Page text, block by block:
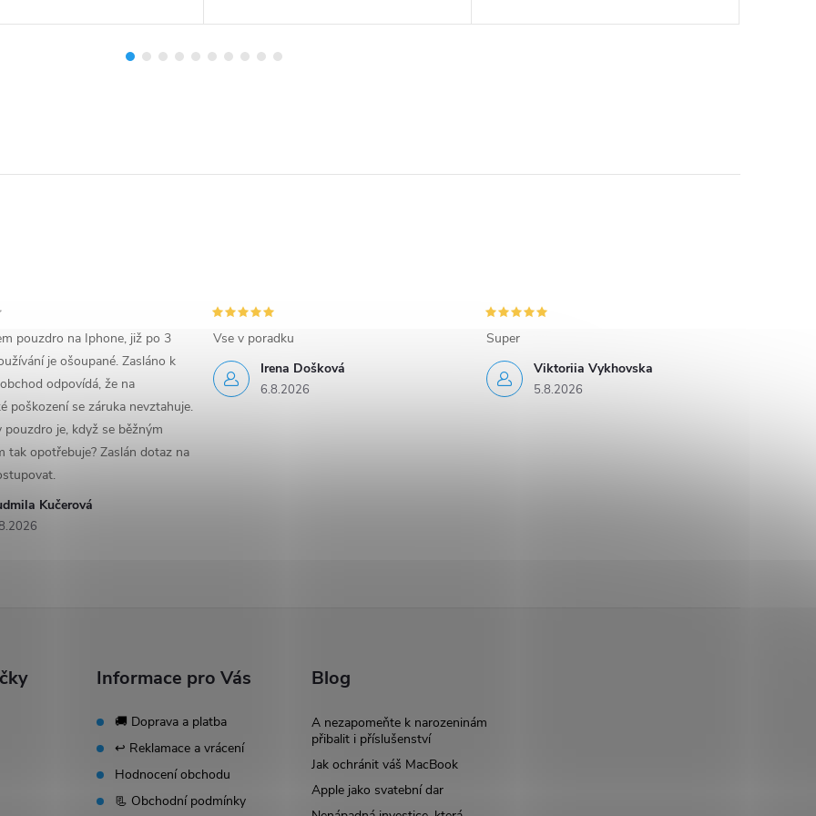
Kučerová
pouzdro na Iphone, již po 3
je ošoupané. Zasláno k
odpovídá, že na
poškození se záruka nevztahuje.
pouzdro je, když se běžným
tak opotřebuje? Zaslán dotaz na
Irena Došková
6.8.2026
Vse v poradku
Viktoriia Vykhovska
5.8.2026
Super
Informace pro Vás
🚚 Doprava a platba
↩️ Reklamace a vrácení
Hodnocení obchodu
📃 Obchodní podmínky
Blog
A nezapomeňte k narozeninám
přibalit i příslušenství
Jak ochránit váš MacBook
Apple jako svatební dar